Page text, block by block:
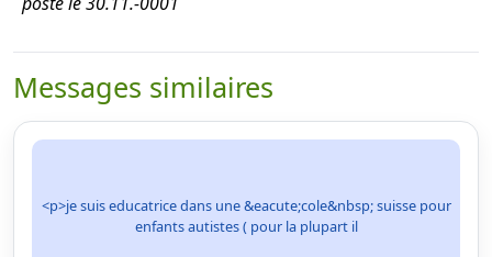
Messages similaires
<p>je suis educatrice dans une &eacute;cole&nbsp; suisse pour
enfants autistes ( pour la plupart il